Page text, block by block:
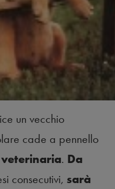
un vecchio
cade a pennello
. Da
consecutivi, sarà